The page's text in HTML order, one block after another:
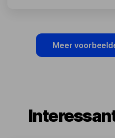
Meer